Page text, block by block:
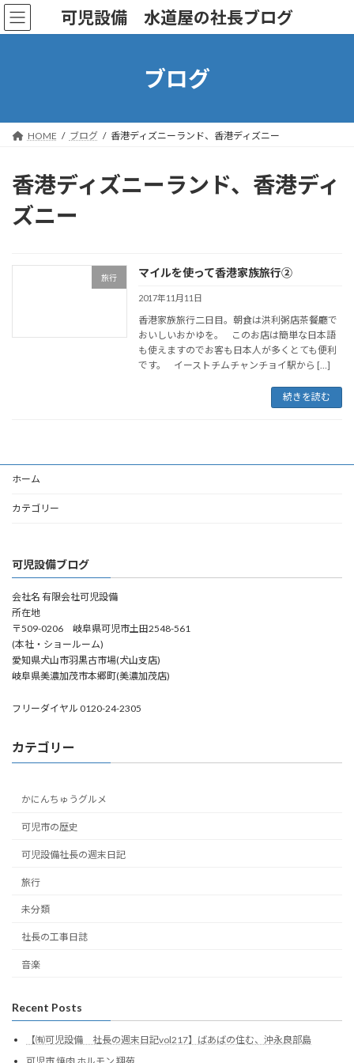
コ
ン
ナ
ビ
可児設備 水道屋の社長ブログ
ブログ
HOME ブログ 香港ディズニーランド、香港ディズニー
香港ディズニーランド、香港ディ
ズニー
旅行 マイルを使って香港家族旅行②
2017年11月11日
香港家族旅行二日目。朝食は洪利粥店茶餐廳で
おいしいおかゆを。 このお店は簡単な日本語
も使えますのでお客も日本人が多くとても便利
です。 イーストチムチャンチョイ駅から […]
続きを読む
ホーム
カテゴリー
可児設備ブログ
会社名 有限会社可児設備
所在地
〒509-0206 岐阜県可児市土田2548-561
(本社・ショールーム)
愛知県犬山市羽黒古市場(犬山支店)
岐阜県美濃加茂市本郷町(美濃加茂店)
フリーダイヤル 0120-24-2305
カテゴリー
かにんちゅうグルメ
可児市の歴史
可児設備社長の週末日記
旅行
未分類
社長の工事日誌
音楽
Recent Posts
【㈲可児設備 社長の週末日記vol217】ばあばの住む、沖永良部島